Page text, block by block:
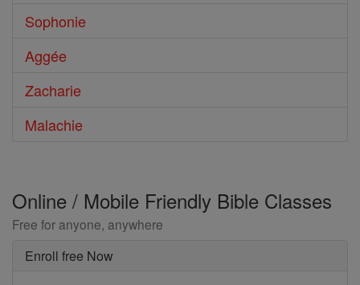
Sophonie
Aggée
Zacharie
Malachie
Online / Mobile Friendly Bible Classes
Free for anyone, anywhere
Enroll free Now